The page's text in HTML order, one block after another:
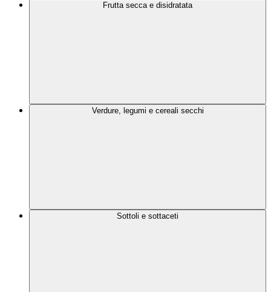
Frutta secca e disidratata
Verdure, legumi e cereali secchi
Sottoli e sottaceti